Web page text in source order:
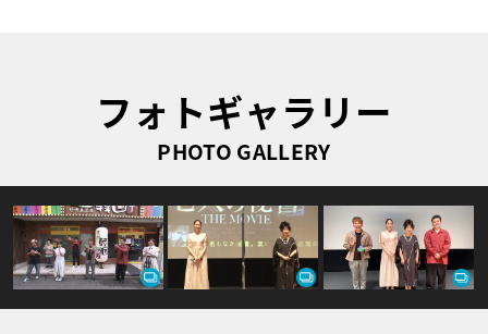
フォトギャラリー
PHOTO GALLERY